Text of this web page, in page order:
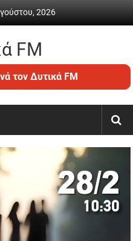
2026
FM
τον Δυτικά FM